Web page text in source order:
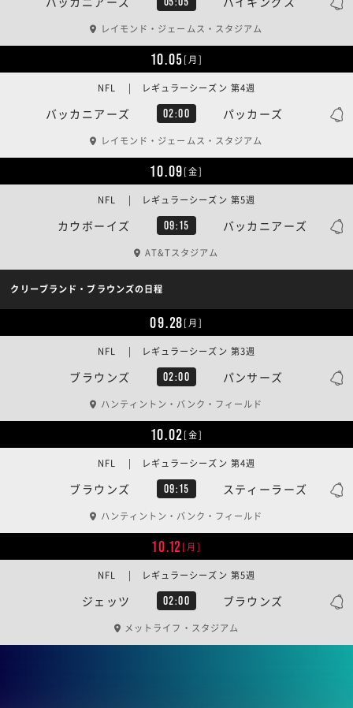
レイモンド・ジェームス・スタジアム
10.05[月]
バッカニアーズ 02:00 パッカーズ
NFL | レギュラーシーズン 第4週
レイモンド・ジェームス・スタジアム
10.09[金]
カウボーイズ 09:15 バッカニアーズ
NFL | レギュラーシーズン 第5週
AT&Tスタジアム
クリーブランド・ブラウンズの日程
09.28[月]
ブラウンズ 02:00 パンサーズ
NFL | レギュラーシーズン 第3週
ハンティントン・バンク・フィールド
10.02[金]
ブラウンズ 09:15 スティーラーズ
NFL | レギュラーシーズン 第4週
ハンティントン・バンク・フィールド
10.12[月]
ジェッツ 02:00 ブラウンズ
NFL | レギュラーシーズン 第5週
メットライフ・スタジアム